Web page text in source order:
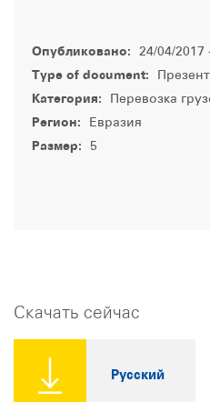
Опубликовано: 24/04/2017
Type of document:
Категория: Перевозка
Регион: Евразия
Размер: 5
Скачать сейчас
Русский